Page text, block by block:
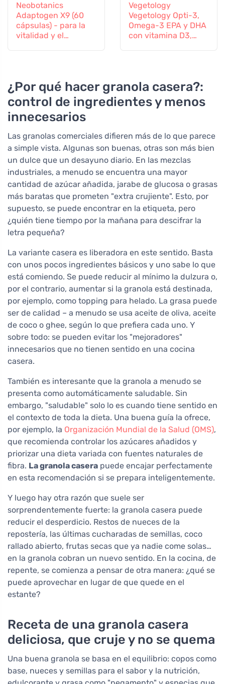
Neobotanics
Adaptogen X9 (60
cápsulas) - para la
vitalidad y el
Vegetology
Vegetology Opti-3,
Omega-3 EPA y DHA
con vitamina D3,
¿Por qué hacer granola casera?:
control de ingredientes y menos
innecesarios
Las granolas comerciales difieren más de lo que parece
a simple vista. Algunas son buenas, otras son más bien
un dulce que un desayuno diario. En las mezclas
industriales, a menudo se encuentra una mayor
cantidad de azúcar añadida, jarabe de glucosa o grasas
más baratas que prometen "extra crujiente". Esto, por
supuesto, se puede encontrar en la etiqueta, pero
¿quién tiene tiempo por la mañana para descifrar la
letra pequeña?
La variante casera es liberadora en este sentido. Basta
con unos pocos ingredientes básicos y uno sabe lo que
está comiendo. Se puede reducir al mínimo la dulzura o,
por el contrario, aumentar si la granola está destinada,
por ejemplo, como topping para helado. La grasa puede
ser de calidad – a menudo se usa aceite de oliva, aceite
de coco o ghee, según lo que prefiera cada uno. Y
sobre todo: se pueden evitar los "mejoradores"
innecesarios que no tienen sentido en una cocina
casera.
También es interesante que la granola a menudo se
presenta como automáticamente saludable. Sin
embargo, "saludable" solo lo es cuando tiene sentido en
el contexto de toda la dieta. Una buena guía la ofrece,
por ejemplo, la Organización Mundial de la Salud (OMS),
que recomienda controlar los azúcares añadidos y
priorizar una dieta variada con fuentes naturales de
fibra. La granola casera puede encajar perfectamente
en esta recomendación si se prepara inteligentemente.
Y luego hay otra razón que suele ser
sorprendentemente fuerte: la granola casera puede
reducir el desperdicio. Restos de nueces de la
repostería, las últimas cucharadas de semillas, coco
rallado abierto, frutas secas que ya nadie come solas…
en la granola cobran un nuevo sentido. En la cocina, de
repente, se comienza a pensar de otra manera: ¿qué se
puede aprovechar en lugar de que quede en el
estante?
Receta de una granola casera
deliciosa, que cruje y no se quema
Una buena granola se basa en el equilibrio: copos como
base, nueces y semillas para el sabor y la nutrición,